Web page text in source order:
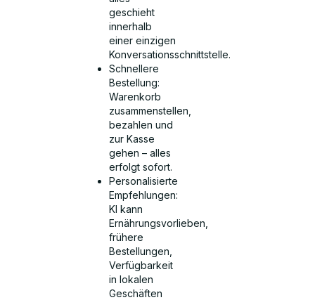
geschieht
innerhalb
einer einzigen
Konversationsschnittstelle.
Schnellere
Bestellung:
Warenkorb
zusammenstellen,
bezahlen und
zur Kasse
gehen – alles
erfolgt sofort.
Personalisierte
Empfehlungen:
KI kann
Ernährungsvorlieben,
frühere
Bestellungen,
Verfügbarkeit
in lokalen
Geschäften